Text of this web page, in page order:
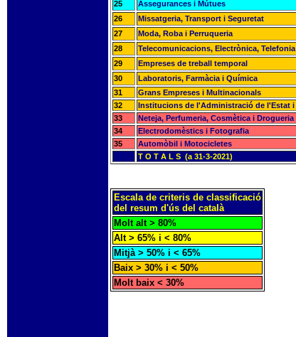
25
Assegurances i Mútues
26
Missatgeria, Transport i Seguretat
27
Moda, Roba i Perruqueria
28
Telecomunicacions, Electrònica,
29
Empreses de treball temporal
30
Laboratoris, Farmàcia i Química
31
Grans Empreses i Multinacionals
32
Institucions de l'Administració de l'Estat i
33
Neteja, Perfumeria, Cosmètica i Drogueria
34
Electrodomèstics i Fotografia
35
Automòbil i Motocicletes
T O T A L S (a 31-3-2021)
Escala de criteris de classificació
del resum d'ús del català
Molt alt > 80%
Alt > 65% i < 80%
Mitjà > 50% i < 65%
Baix > 30% i < 50%
Molt baix < 30%